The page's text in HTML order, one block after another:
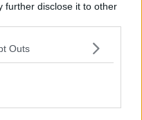
further disclose it to other
Outs
O Contratto di